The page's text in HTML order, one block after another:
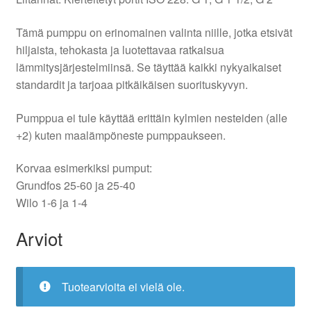
Tämä pumppu on erinomainen valinta niille, jotka etsivät
hiljaista, tehokasta ja luotettavaa ratkaisua
lämmitysjärjestelmiinsä. Se täyttää kaikki nykyaikaiset
standardit ja tarjoaa pitkäikäisen suorituskyvyn.
Pumppua ei tule käyttää erittäin kylmien nesteiden (alle
+2) kuten maalämpöneste pumppaukseen.
Korvaa esimerkiksi pumput:
Grundfos 25-60 ja 25-40
Wilo 1-6 ja 1-4
Arviot
Tuotearvioita ei vielä ole.